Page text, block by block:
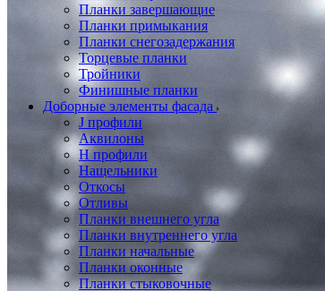
Планки завершающие
Планки примыкания
Планки снегозадержания
Торцевые планки
Тройники
Финишные планки
Доборные элементы фасада
J профили
Аквилоны
Н профили
Нащельники
Откосы
Отливы
Планки внешнего угла
Планки внутреннего угла
Планки начальные
Планки оконные
Планки стыковочные